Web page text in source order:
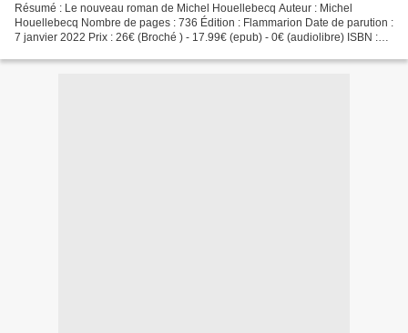
Résumé : Le nouveau roman de Michel Houellebecq Auteur : Michel
Houellebecq Nombre de pages : 736 Édition : Flammarion Date de parution :
7 janvier 2022 Prix : 26€ (Broché ) - 17.99€ (epub) - 0€ (audiolibre) ISBN :